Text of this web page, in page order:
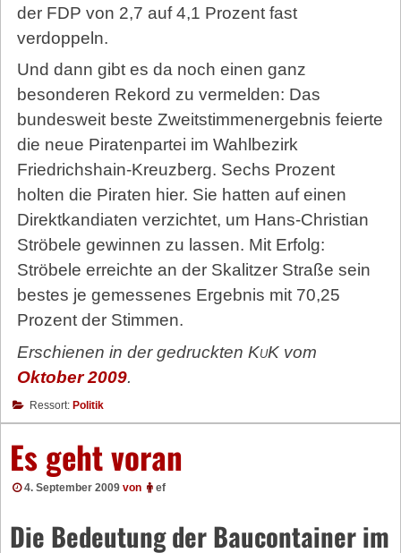
der FDP von 2,7 auf 4,1 Prozent fast
verdoppeln.
Und dann gibt es da noch einen ganz
besonderen Rekord zu vermelden: Das
bundesweit beste Zweitstimmenergebnis feierte
die neue Piratenpartei im Wahlbezirk
Friedrichshain-Kreuzberg. Sechs Prozent
holten die Piraten hier. Sie hatten auf einen
Direktkandiaten verzichtet, um Hans-Christian
Ströbele gewinnen zu lassen. Mit Erfolg:
Ströbele erreichte an der Skalitzer Straße sein
bestes je gemessenes Ergebnis mit 70,25
Prozent der Stimmen.
Erschienen in der gedruckten KuKvom
Oktober 2009.
Ressort: Politik
Es geht voran
4. September 2009 von ef
Die Bedeutung der Baucontainer im